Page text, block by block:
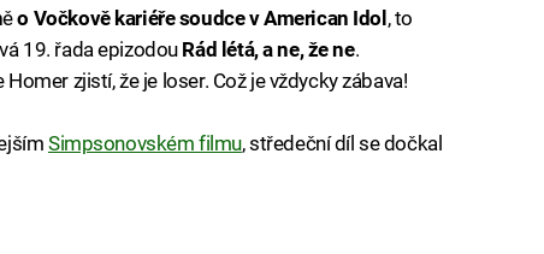
ěo Vočkově kariéře soudce v American Idol, to
19. řada epizodou Rád létá, a ne, že ne.
zjistí, že je loser. Což je vždycky zábava!
Simpsonovském filmu, středeční díl se dočkal